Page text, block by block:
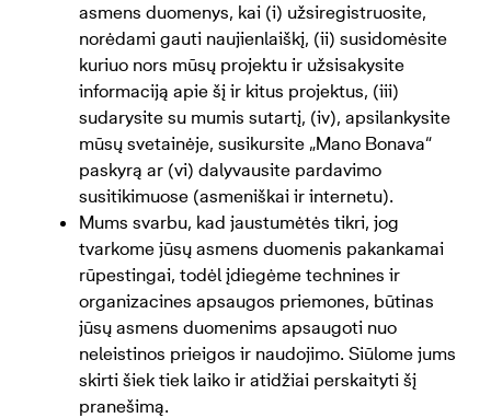
asmens duomenys, kai (i) užsiregistruosite,
norėdami gauti naujienlaiškį, (ii) susidomėsite
kuriuo nors mūsų projektu ir užsisakysite
informaciją apie šį ir kitus projektus, (iii)
sudarysite su mumis sutartį, (iv), apsilankysite
mūsų svetainėje, susikursite „Mano Bonava“
paskyrą ar (vi) dalyvausite pardavimo
susitikimuose (asmeniškai ir internetu).
Mums svarbu, kad jaustumėtės tikri, jog
tvarkome jūsų asmens duomenis pakankamai
rūpestingai, todėl įdiegėme technines ir
organizacines apsaugos priemones, būtinas
jūsų asmens duomenims apsaugoti nuo
neleistinos prieigos ir naudojimo. Siūlome jums
skirti šiek tiek laiko ir atidžiai perskaityti šį
pranešimą.